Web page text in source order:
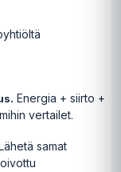
Energia + siirto +
vertailet.
samat